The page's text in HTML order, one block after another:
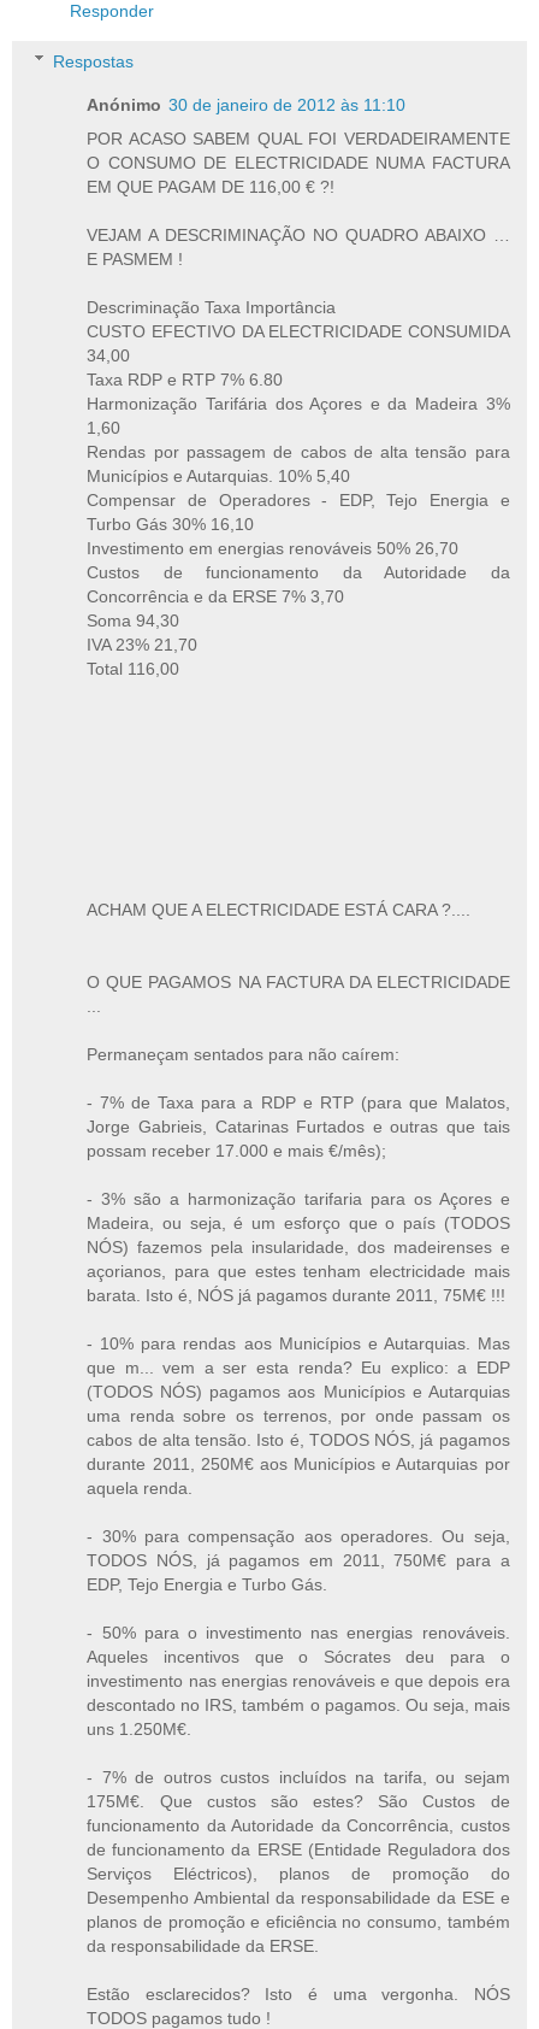
Responder
Respostas
Anónimo 30 de janeiro de 2012 às 11:10
POR ACASO SABEM QUAL FOI VERDADEIRAMENTE
O CONSUMO DE ELECTRICIDADE NUMA FACTURA
EM QUE PAGAM DE 116,00 € ?!
VEJAM A DESCRIMINAÇÃO NO QUADRO ABAIXO …
E PASMEM !
Descriminação Taxa Importância
CUSTO EFECTIVO DA ELECTRICIDADE CONSUMIDA
34,00
Taxa RDP e RTP 7% 6.80
Harmonização Tarifária dos Açores e da Madeira 3%
1,60
Rendas por passagem de cabos de alta tensão para
Municípios e Autarquias. 10% 5,40
Compensar de Operadores - EDP, Tejo Energia e
Turbo Gás 30% 16,10
Investimento em energias renováveis 50% 26,70
Custos de funcionamento da Autoridade da
Concorrência e da ERSE 7% 3,70
Soma 94,30
IVA 23% 21,70
Total 116,00
ACHAM QUE A ELECTRICIDADE ESTÁ CARA ?....
O QUE PAGAMOS NA FACTURA DA ELECTRICIDADE
Permaneçam sentados para não caírem:
- 7% de Taxa para a RDP e RTP (para que Malatos,
Jorge Gabrieis, Catarinas Furtados e outras que tais
possam receber 17.000 e mais €/mês);
- 3% são a harmonização tarifaria para os Açores e
Madeira, ou seja, é um esforço que o país (TODOS
NÓS) fazemos pela insularidade, dos madeirenses e
açorianos, para que estes tenham electricidade mais
barata. Isto é, NÓS já pagamos durante 2011, 75M€ !!!
- 10% para rendas aos Municípios e Autarquias. Mas
que m... vem a ser esta renda? Eu explico: a EDP
(TODOS NÓS) pagamos aos Municípios e Autarquias
uma renda sobre os terrenos, por onde passam os
cabos de alta tensão. Isto é, TODOS NÓS, já pagamos
durante 2011, 250M€ aos Municípios e Autarquias por
aquela renda.
- 30% para compensação aos operadores. Ou seja,
TODOS NÓS, já pagamos em 2011, 750M€ para a
EDP, Tejo Energia e Turbo Gás.
- 50% para o investimento nas energias renováveis.
Aqueles incentivos que o Sócrates deu para o
investimento nas energias renováveis e que depois era
descontado no IRS, também o pagamos. Ou seja, mais
uns 1.250M€.
- 7% de outros custos incluídos na tarifa, ou sejam
175M€. Que custos são estes? São Custos de
funcionamento da Autoridade da Concorrência, custos
de funcionamento da ERSE (Entidade Reguladora dos
Serviços Eléctricos), planos de promoção do
Desempenho Ambiental da responsabilidade da ESE e
planos de promoção e eficiência no consumo, também
da responsabilidade da ERSE.
Estão esclarecidos? Isto é uma vergonha. NÓS
TODOS pagamos tudo !